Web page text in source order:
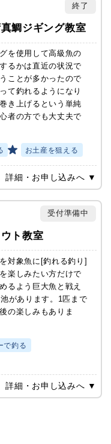
鯛ジギング教室
を使用して高級魚の
るかは直近の状況で
ことが多かったので
て釣れるようになり
き上げるという単純
者の方でも大丈夫で
お土産を狙える
詳細・お申し込みへ ▼
終了
ト教室
対象魚に[釣れる釣り]
楽しみたい方だけで
るよう巨大魚と戦え
があります。1匹まで
の楽しみもありま
で釣る
詳細・お申し込みへ ▼
受付準備中